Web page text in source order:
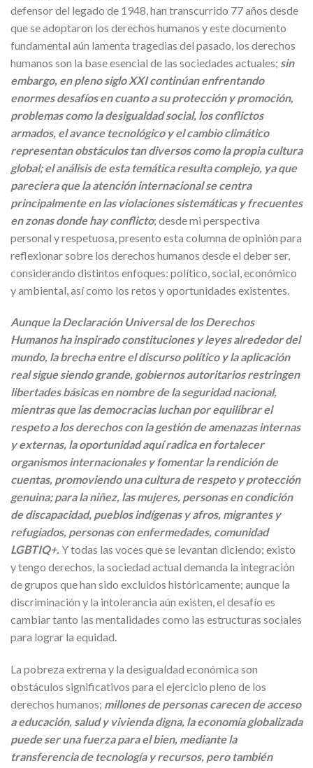
defensor del legado de 1948, han transcurrido 77 años desde
que se adoptaron los derechos humanos y este documento
fundamental aún lamenta tragedias del pasado, los derechos
humanos son la base esencial de las sociedades actuales; sin
embargo, en pleno siglo XXI continúan enfrentando
enormes desafíos en cuanto a su protección y promoción,
problemas como la desigualdad social, los conflictos
armados, el avance tecnológico y el cambio climático
representan obstáculos tan diversos como la propia cultura
global; el análisis de esta temática resulta complejo, ya que
pareciera que la atención internacional se centra
principalmente en las violaciones sistemáticas y frecuentes
en zonas donde hay conflicto; desde mi perspectiva
personal y respetuosa, presento esta columna de opinión para
reflexionar sobre los derechos humanos desde el deber ser,
considerando distintos enfoques: político, social, económico
y ambiental, así como los retos y oportunidades existentes.
Aunque la Declaración Universal de los Derechos
Humanos ha inspirado constituciones y leyes alrededor del
mundo, la brecha entre el discurso político y la aplicación
real sigue siendo grande, gobiernos autoritarios restringen
libertades básicas en nombre de la seguridad nacional,
mientras que las democracias luchan por equilibrar el
respeto a los derechos con la gestión de amenazas internas
y externas, la oportunidad aquí radica en fortalecer
organismos internacionales y fomentar la rendición de
cuentas, promoviendo una cultura de respeto y protección
genuina; para la niñez, las mujeres, personas en condición
de discapacidad, pueblos indígenas y afros, migrantes y
refugiados, personas con enfermedades, comunidad
LGBTIQ+.Y todas las voces que se levantan diciendo; existo
y tengo derechos, la sociedad actual demanda la integración
de grupos que han sido excluidos históricamente; aunque la
discriminación y la intolerancia aún existen, el desafío es
cambiar tanto las mentalidades como las estructuras sociales
para lograr la equidad.
La pobreza extrema y la desigualdad económica son
obstáculos significativos para el ejercicio pleno de los
derechos humanos; millones de personas carecen de acceso
a educación, salud y vivienda digna, la economía globalizada
puede ser una fuerza para el bien, mediante la
transferencia de tecnología y recursos, pero también